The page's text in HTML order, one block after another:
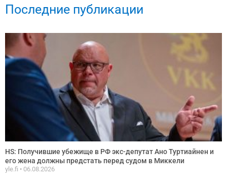
Последние публикации
HS: Получившие убежище в РФ экс-депутат Ано Туртиайнен и
его жена должны предстать перед судом в Миккели
yle.fi 06.08.2026